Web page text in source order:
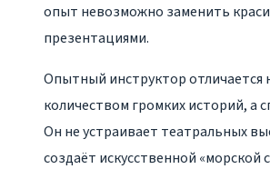
опыт невозможно заменить
презентациями.
Опытный инструктор отличается
количеством громких историй, а
Он не устраивает театральных
создаёт искусственной «морской